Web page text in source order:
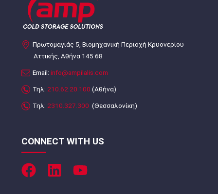
Πρωτομαγιάς 5, Βιομηχανική Περιοχή Κρυονερίου
Αττικής, Αθήνα 145 68
Email: info@ampilalis.com
Τηλ: 210.62.20.100 (Αθήνα)
Τηλ: 2310.327.300 (Θεσσαλονίκη)
CONNECT WITH US